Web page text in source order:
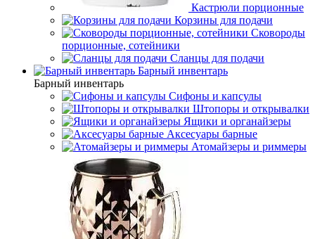
Кастрюли порционные
Корзины для подачи
Сковороды
порционные, сотейники
Сланцы для подачи
Барный инвентарь
Барный инвентарь
Сифоны и капсулы
Штопоры и открывалки
Ящики и органайзеры
Аксесуары барные
Атомайзеры и риммеры